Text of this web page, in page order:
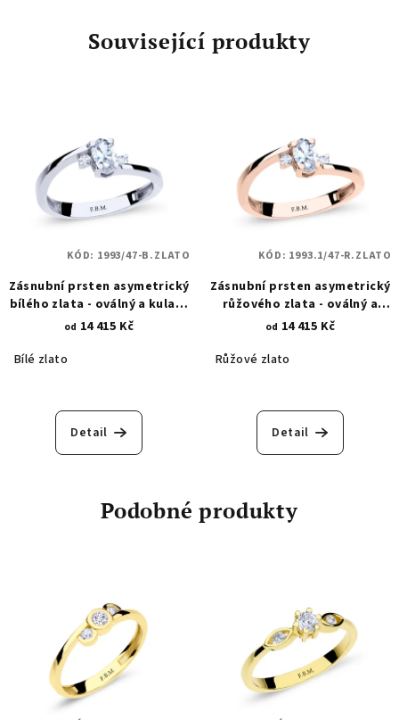
Související produkty
Zásnubní prsten asymetrický
bílého zlata - oválný a kulatý
zirkon 1993
od 14 415 Kč
Bílé zlato
Detail
KÓD: 1993/47-B.ZLATO
Zásnubní prsten asymetrický
růžového zlata - oválný a
kulatý zirkon 1993.1
od 14 415 Kč
Růžové zlato
Detail
KÓD: 1993.1/47-R.ZLATO
Podobné produkty